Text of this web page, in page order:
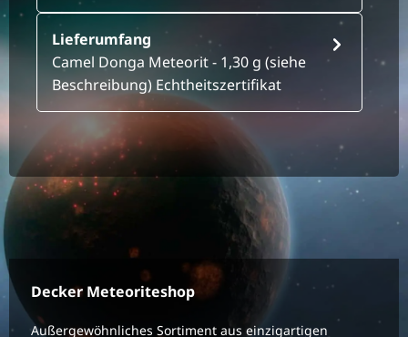
Lieferumfang
Camel Donga Meteorit - 1,30 g (siehe
Beschreibung) Echtheitszertifikat
Decker Meteoriteshop
Außergewöhnliches Sortiment aus einzigartigen